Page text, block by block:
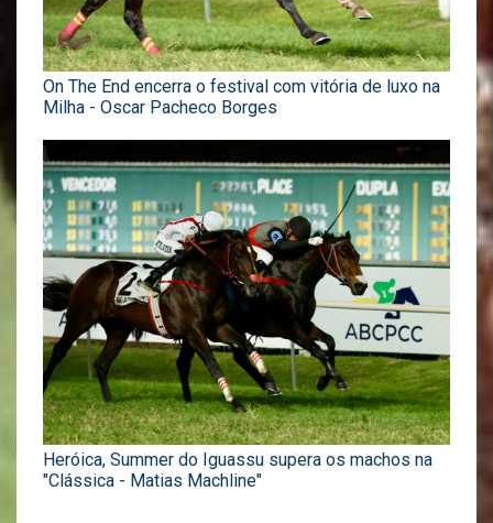
On The End encerra o festival com vitória de luxo na
Milha - Oscar Pacheco Borges
Heróica, Summer do Iguassu supera os machos na
"Clássica - Matias Machline"